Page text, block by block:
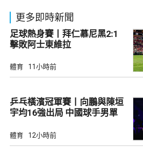
更多即時新聞
足球熱身賽丨拜仁慕尼黑2:1
擊敗阿士東維拉
體育 11小時前
乒乓橫濱冠軍賽丨向鵬與陳垣
宇均16強出局 中國球手男單
體育 12小時前